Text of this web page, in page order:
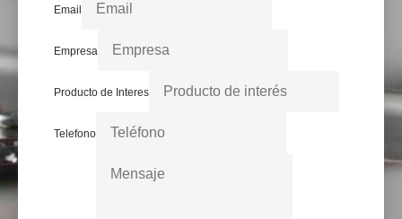
Email
Empresa
Producto de Interes
Telefono